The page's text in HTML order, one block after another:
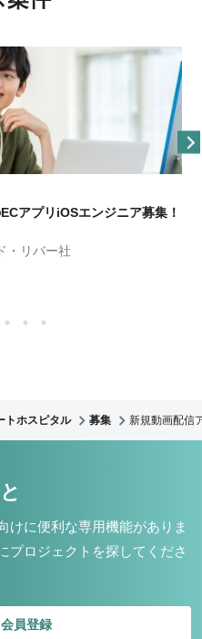
アプリiOSエンジニア募集！
・リバー社
トホスピタル 募集 新規動画配信
けに便利な専用機能がありま
プロジェクトを探してくださ
員登録